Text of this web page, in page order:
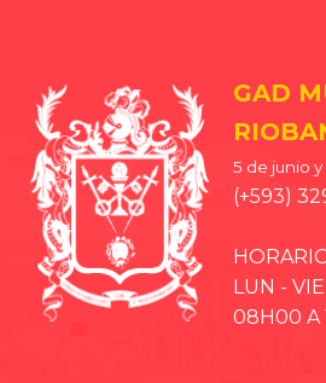
GAD
5 de junio
(+593)
LUN - VIE
08H00 A